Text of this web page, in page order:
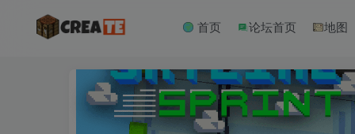
首页 论坛首页 地图